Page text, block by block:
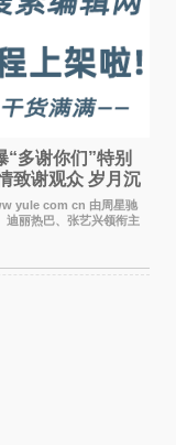
“多谢你们”特别
致谢观众 岁月沉
yule com cn 由周星驰
迪丽热巴、张艺兴领衔主
出演，艾米、雪野、蔡
别介绍的喜剧电影《功夫